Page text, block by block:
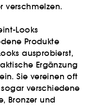
verschmelzen.
Looks
Produkte
ausprobierst,
Ergänzung
Sie vereinen oft
verschiedene
Bronzer und